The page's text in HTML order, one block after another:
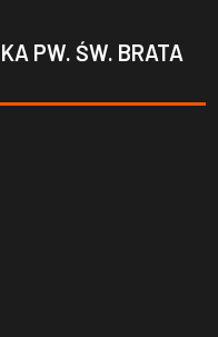
PW. ŚW. BRATA